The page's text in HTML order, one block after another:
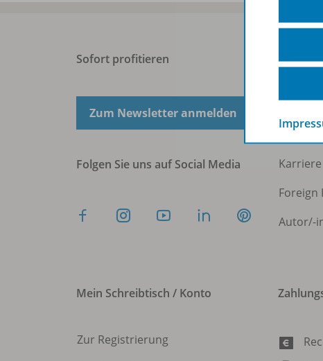
Sofort profitieren
Zum Newsletter anmelden
Folgen Sie uns auf Social Media
Über
Presse
Karriere
Foreign
Autor/-
Mein Schreibtisch / Konto
Zur Registrierung